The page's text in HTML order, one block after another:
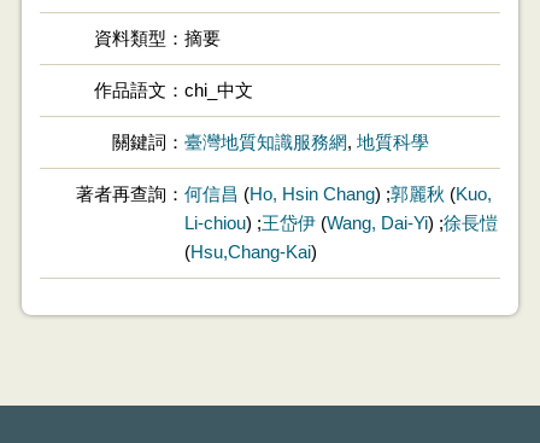
資料類型 摘要
作品語文 chi_中文
關鍵詞 臺灣地質知識服務網, 地質科學
著者再查詢 何信昌 (Ho, Hsin Chang) ;郭麗秋 (Kuo,
Li-chiou) ;王岱伊 (Wang, Dai-Yi) ;徐長愷
(Hsu,Chang-Kai)